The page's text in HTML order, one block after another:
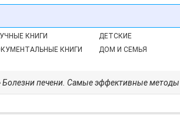
КНИГИ
КНИГИ
ДЕТСКИЕ
ДОМ И СЕМЬЯ
Болезни печени. Самые эффективные методы лечения -